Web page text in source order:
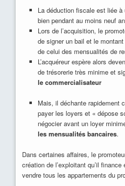
La déduction fiscale est liée
bien pendant au moins neuf
Lors de l’acquisition, le
de signer un bail et le
de celui des mensualités de
L’acquéreur espère alors
de trésorerie très minime et
le commercialisateur
Mais, il déchante rapidement
payer les loyers et « dépose
négocier avant un loyer
les mensualités bancaires.
Dans certaines affaires, le
création de l’exploitant qu’il
vendre tous les appartements du